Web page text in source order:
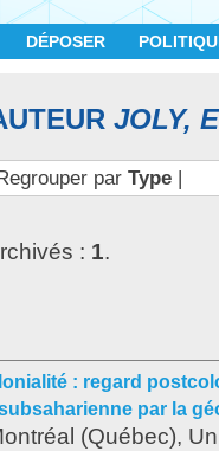
DÉPOSER
JOLY,
par Type|
: 1.
: regard
par la
(Québec),